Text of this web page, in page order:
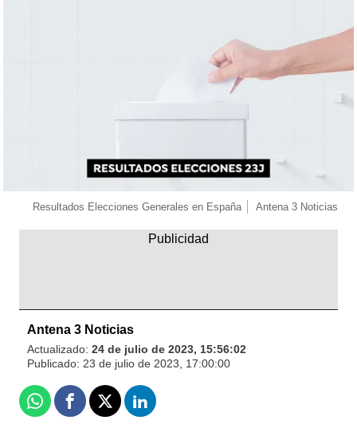
Resultados Elecciones Generales en España Antena 3 Noticias
Antena 3 Noticias
Actualizado: 24 de julio de 2023, 15:56:02
Publicado: 23 de julio de 2023, 17:00:00
WhatsappFacebook
X Linkedin